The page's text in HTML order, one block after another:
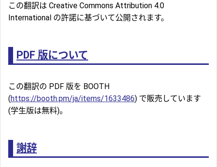
この翻訳は Creative Commons Attribution 4.0
International の許諾に基づいて公開されます。
PDF 版について
この翻訳の PDF 版を BOOTH
(https://booth.pm/ja/items/1633486) で販売しています
(学生版は無料)。
謝辞